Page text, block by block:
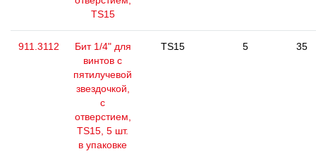
TS15
911.3112
Бит 1/4" для
винтов с
пятилучевой
звездочкой,
с
отверстием,
TS15, 5 шт.
в упаковке
TS15 5 35